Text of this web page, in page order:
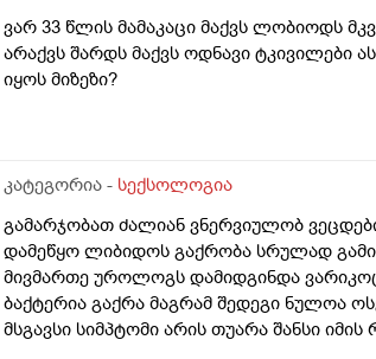
ვარ 33 წლის მამაკაცი მაქვს ლობიოდს
არაქვს შარდს მაქვს ოდნავი ტკივილები
იყოს მიზეზი?
კატეგორია - სექსოლოგია
გამარჯობათ ძალიან ვნერვიულობ
დამეწყო ლიბიდოს გაქრობა სრულად
მივმართე უროლოგს დამიდგინდა
ბაქტერია გაქრა მაგრამ შედეგი ნულოა
მსგავსი სიმპტომი არის თუარა შანსი